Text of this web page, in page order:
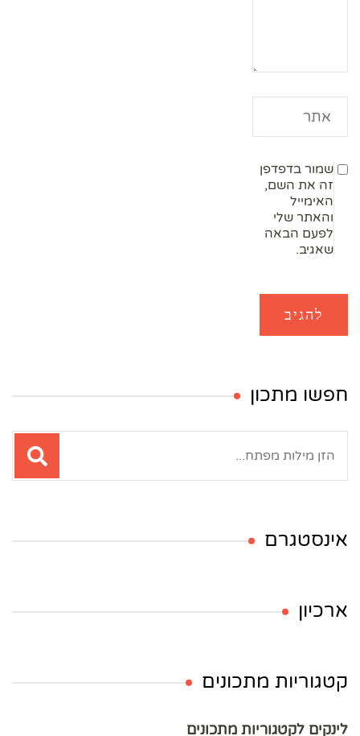
שמור בדפדפן
זה את השם,
האימייל
והאתר שלי
לפעם הבאה
שאגיב.
חפשו מתכון
אינסטגרם
ארכיון
קטגוריות מתכונים
לינקים לקטגוריות מתכונים